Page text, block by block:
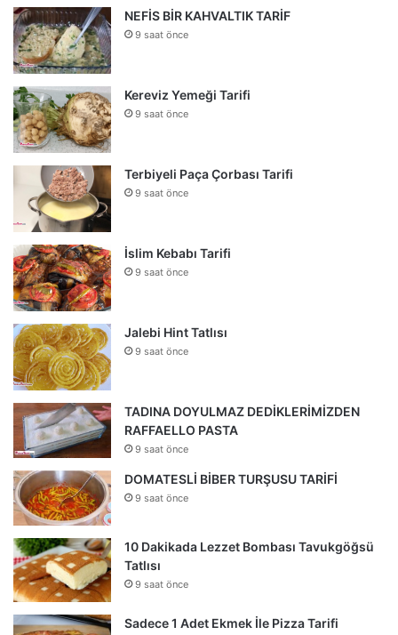
NEFİS BİR KAHVALTIK TARİF
9 saat önce
Kereviz Yemeği Tarifi
9 saat önce
Terbiyeli Paça Çorbası Tarifi
9 saat önce
İslim Kebabı Tarifi
9 saat önce
Jalebi Hint Tatlısı
9 saat önce
TADINA DOYULMAZ DEDİKLERİMİZDEN
RAFFAELLO PASTA
9 saat önce
DOMATESLİ BİBER TURŞUSU TARİFİ
9 saat önce
10 Dakikada Lezzet Bombası Tavukgöğsü
Tatlısı
9 saat önce
Sadece 1 Adet Ekmek İle Pizza Tarifi